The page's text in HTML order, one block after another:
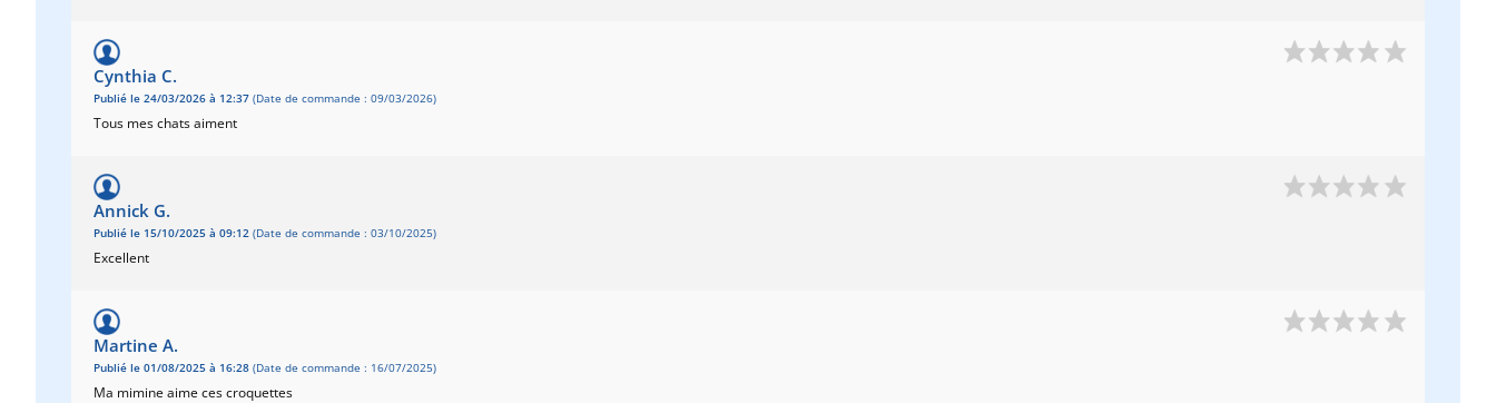
Cynthia C.
Publié le 24/03/2026 à 12:37 (Date de commande : 09/03/2026)
Tous mes chats aiment
Annick G.
Publié le 15/10/2025 à 09:12 (Date de commande : 03/10/2025)
Excellent
Martine A.
Publié le 01/08/2025 à 16:28 (Date de commande : 16/07/2025)
Ma mimine aime ces croquettes